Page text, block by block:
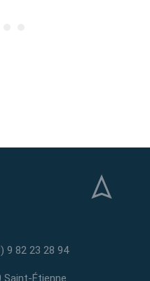
9 82 23 28 94
Saint-Étienne